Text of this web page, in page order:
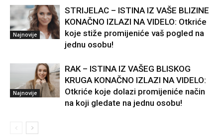
Najnovije
STRIJELAC – ISTINA IZ VAŠE BLIZINE
KONAČNO IZLAZI NA VIDELO: Otkriće
koje stiže promijeniće vaš pogled na
jednu osobu!
Najnovije
RAK – ISTINA IZ VAŠEG BLISKOG
KRUGA KONAČNO IZLAZI NA VIDELO:
Otkriće koje dolazi promijeniće način
na koji gledate na jednu osobu!